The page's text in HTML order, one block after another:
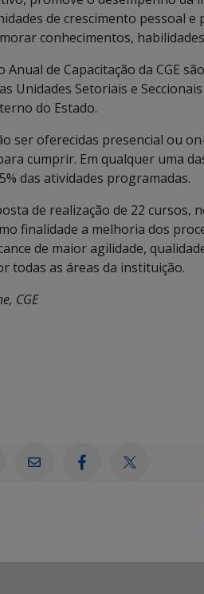
de crescimento pessoal
conhecimentos,
de Capacitação da CGE
Unidades Setoriais e
do Estado.
ser oferecidas presencial ou
cumprir. Em qualquer uma
das atividades programadas.
de realização de 22 cursos,
finalidade a melhoria dos
de maior agilidade,
todas as áreas da instituição.
CGE